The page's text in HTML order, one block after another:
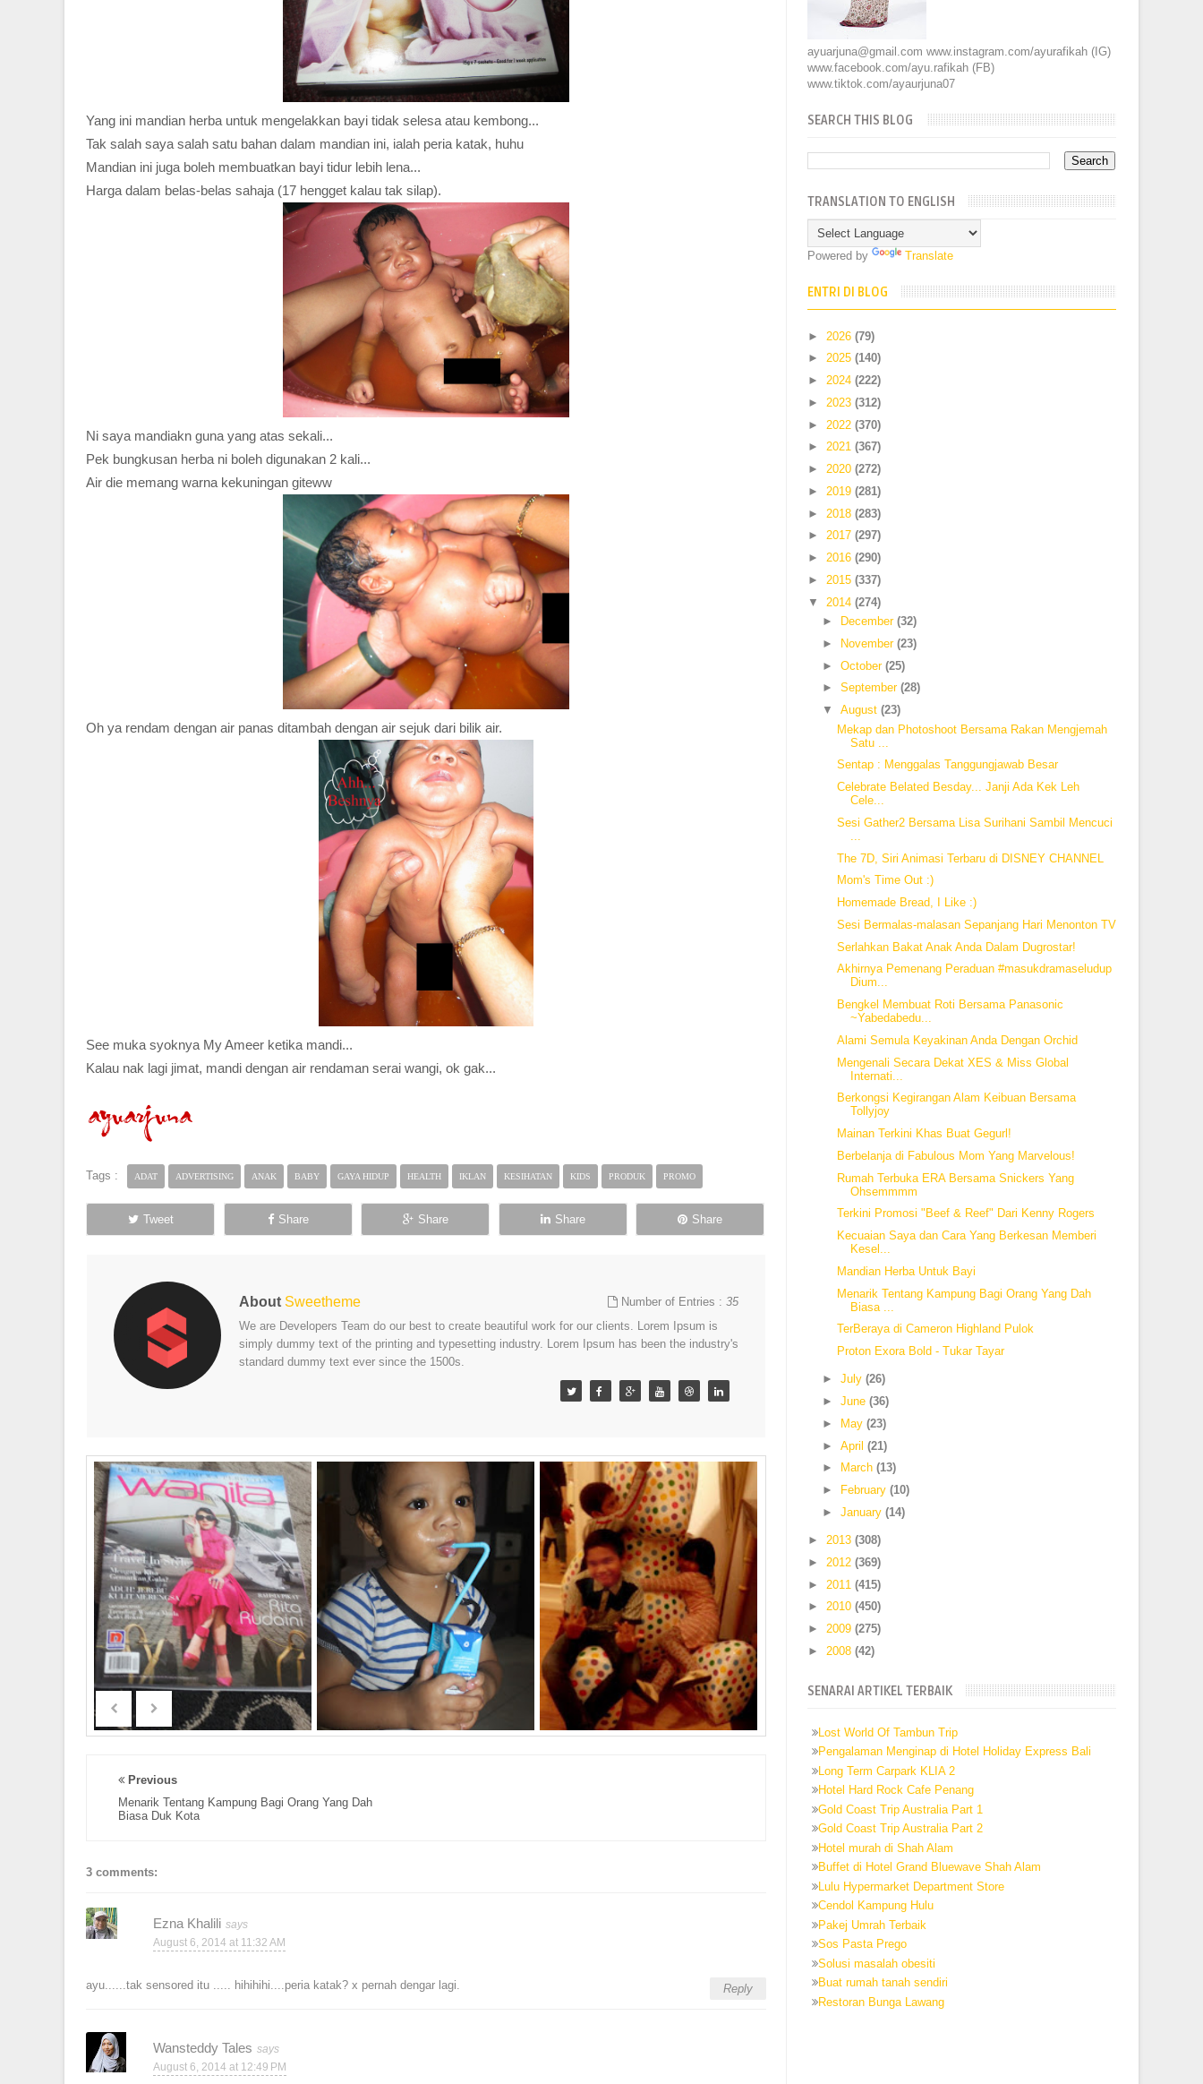
Yang ini mandian herba untuk mengelakkan bayi tidak selesa atau kembong...
Tak salah saya salah satu bahan dalam mandian ini, ialah peria katak, huhu
Mandian ini juga boleh membuatkan bayi tidur lebih lena...
Harga dalam belas-belas sahaja (17 hengget kalau tak silap).
Ni saya mandiakn guna yang atas sekali...
Pek bungkusan herba ni boleh digunakan 2 kali...
Air die memang warna kekuningan giteww
Oh ya rendam dengan air panas ditambah dengan air sejuk dari bilik air.
See muka syoknya My Ameer ketika mandi...
Kalau nak lagi jimat, mandi dengan air rendaman serai wangi, ok gak...
Tags : ADAT ADVERTISING ANAK BABY GAYA HIDUP HEALTH IKLAN KESIHATAN KIDS PRODUK PROMO
Tweet Share Share Share Share
About Sweetheme Number of Entries :35
We are Developers Team do our best to create beautiful work for our clients. Lorem Ipsum is
simply dummy text of the printing and typesetting industry. Lorem Ipsum has been the industry's
standard dummy text ever since the 1500s.
Previous
Menarik Tentang Kampung Bagi Orang Yang Dah
Biasa Duk Kota
3 comments:
Ezna Khalili
August 6, 2014 at 11:32 AM
ayu......tak sensored itu ..... hihihihi....peria katak? x pernah dengar lagi. Reply
Wansteddy Tales
August 6, 2014 at 12:49 PM
ayuarjuna@gmail.com www.instagram.com/ayurafikah (IG)
www.facebook.com/ayu.rafikah (FB)
www.tiktok.com/ayaurjuna07
SEARCH THIS BLOG
TRANSLATION TO ENGLISH
Powered by Translate
ENTRI DI BLOG
► 2026(79)
►2025(140)
►2024(222)
► 2023(312)
► 2022(370)
►2021(367)
►2020(272)
► 2019(281)
► 2018(283)
►2017(297)
►2016(290)
► 2015(337)
▼ 2014(274)
►
December (32)
►
November (23)
► October (25)
► September (28)
▼ August (23)
Mekap dan Photoshoot Bersama Rakan Mengjemah
Satu ...
Sentap : Menggalas Tanggungjawab Besar
Celebrate Belated Besday... Janji Ada Kek Leh
Cele...
Sesi Gather2 Bersama Lisa Surihani Sambil Mencuci
The 7D, Siri Animasi Terbaru di DISNEY CHANNEL
Mom's Time Out :)
Homemade Bread, I Like :)
Sesi Bermalas-malasan Sepanjang Hari Menonton TV
Serlahkan Bakat Anak Anda Dalam Dugrostar!
Akhirnya Pemenang Peraduan #masukdramaseludup
Dium...
Bengkel Membuat Roti Bersama Panasonic
~Yabedabedu...
Alami Semula Keyakinan Anda Dengan Orchid
Mengenali Secara Dekat XES & Miss Global
Internati...
Berkongsi Kegirangan Alam Keibuan Bersama
Tollyjoy
Mainan Terkini Khas Buat Gegurl!
Berbelanja di Fabulous Mom Yang Marvelous!
Rumah Terbuka ERA Bersama Snickers Yang
Ohsemmmm
Terkini Promosi "Beef & Reef" Dari Kenny Rogers
Kecuaian Saya dan Cara Yang Berkesan Memberi
Kesel...
Mandian Herba Untuk Bayi
Menarik Tentang Kampung Bagi Orang Yang Dah
Biasa ...
TerBeraya di Cameron Highland Pulok
Proton Exora Bold - Tukar Tayar
► July (26)
► June (36)
►
May (23)
► April (21)
►
March (13)
►
February (10)
► January (14)
►2013(308)
► 2012(369)
► 2011(415)
►2010(450)
►2009(275)
► 2008(42)
SENARAI ARTIKEL TERBAIK
Lost World Of Tambun Trip
Pengalaman Menginap di Hotel Holiday Express Bali
Long Term Carpark KLIA 2
Hotel Hard Rock Cafe Penang
Gold Coast Trip Australia Part 1
Gold Coast Trip Australia Part 2
Hotel murah di Shah Alam
Buffet di Hotel Grand Bluewave Shah Alam
Lulu Hypermarket Department Store
Cendol Kampung Hulu
Pakej Umrah Terbaik
Sos Pasta Prego
Solusi masalah obesiti
Buat rumah tanah sendiri
Restoran Bunga Lawang